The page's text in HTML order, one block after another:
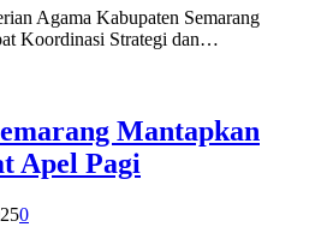
Agama Kabupaten Semarang
Koordinasi Strategi dan…
Mantapkan
Apel Pagi
0